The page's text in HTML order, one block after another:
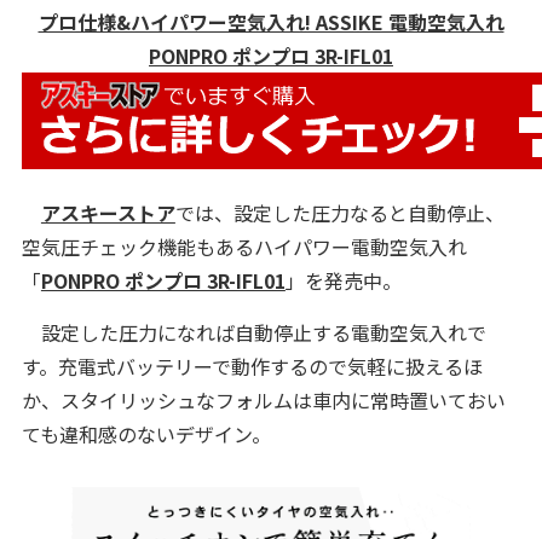
プロ仕様&ハイパワー空気入れ! ASSIKE 電動空気入れ
PONPRO ポンプロ 3R-IFL01
アスキーストアでは、設定した圧力なると自動停止、
空気圧チェック機能もあるハイパワー電動空気入れ
「PONPRO ポンプロ 3R-IFL01 」を発売中。
設定した圧力になれば自動停止する電動空気入れで
す。充電式バッテリーで動作するので気軽に扱えるほ
か、スタイリッシュなフォルムは車内に常時置いておい
ても違和感のないデザイン。